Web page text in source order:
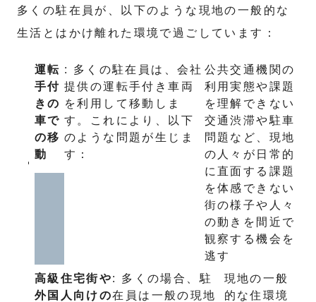
多くの駐在員が、以下のような現地の一般的な
生活とはかけ離れた環境で過ごしています：
運転
手付
きの
車で
の移
動
: 多くの駐在員は、会社
提供の運転手付き車両
を利用して移動しま
す。これにより、以下
のような問題が生じま
す：
公共交通機関の
利用実態や課題
を理解できない
交通渋滞や駐車
問題など、現地
の人々が日常的
に直面する課題
を体感できない
街の様子や人々
の動きを間近で
観察する機会を
逃す
高級住宅街や
外国人向けの
: 多くの場合、駐
在員は一般の現地
現地の一般
的な住環境